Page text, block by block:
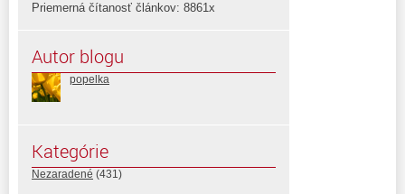
Priemerná čítanosť článkov: 8861x
Autor blogu
popelka
Kategórie
Nezaradené (431)